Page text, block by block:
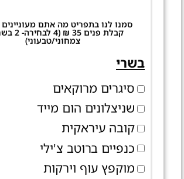
סמנו לנו בתפריט מה אתם מעוניינים
צמחוני/טבעוני)
בשרי
סיגרים מרוקאים
שניצלונים הום מייד
קובה עיראקית
כנפיים ברוטב צ'ילי
מוקפץ עוף וירקות